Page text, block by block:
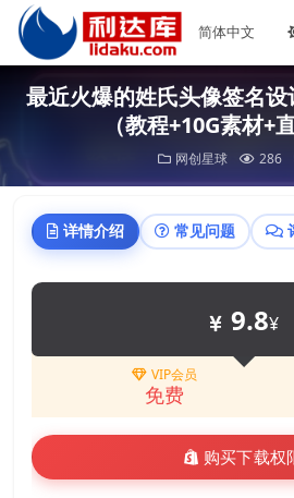
最近火爆的姓氏头像签名
（教程+10G素材+
网创星球 286
详情介绍 常见问题
9.8¥
VIP会员
免费
购买下载权